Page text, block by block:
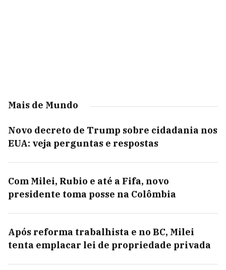
Mais de Mundo
Novo decreto de Trump sobre cidadania nos
EUA: veja perguntas e respostas
Com Milei, Rubio e até a Fifa, novo
presidente toma posse na Colômbia
Após reforma trabalhista e no BC, Milei
tenta emplacar lei de propriedade privada